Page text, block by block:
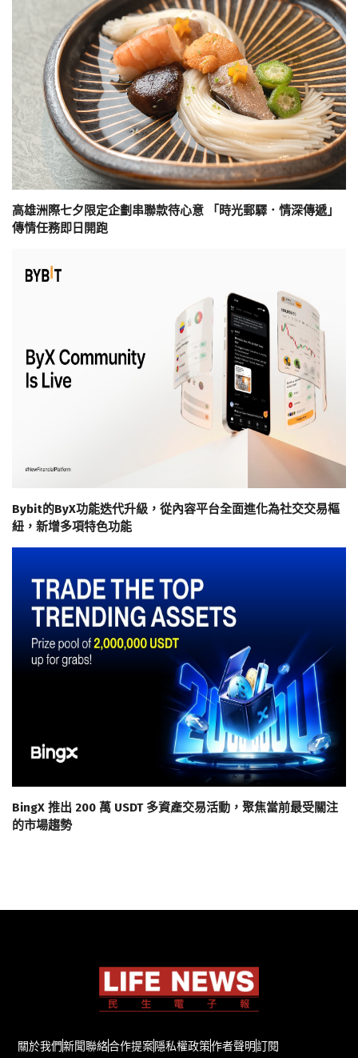
高雄洲際七夕限定企劃串聯款待心意 「時光郵驛．情深傳遞」
傳情任務即日開跑
Bybit的ByX功能迭代升級，從內容平台全面進化為社交交易樞
紐，新增多項特色功能
BingX 推出 200 萬 USDT 多資產交易活動，聚焦當前最受關注
的市場趨勢
關於我們新聞聯絡合作提案隱私權政策作者聲明訂閱